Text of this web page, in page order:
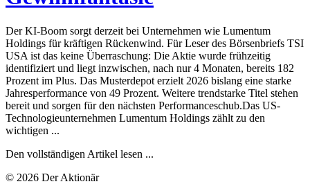
Der KI-Boom sorgt derzeit bei Unternehmen wie Lumentum
Holdings für kräftigen Rückenwind. Für Leser des Börsenbriefs TSI
USA ist das keine Überraschung: Die Aktie wurde frühzeitig
identifiziert und liegt inzwischen, nach nur 4 Monaten, bereits 182
Prozent im Plus. Das Musterdepot erzielt 2026 bislang eine starke
Jahresperformance von 49 Prozent. Weitere trendstarke Titel stehen
bereit und sorgen für den nächsten Performanceschub.Das US-
Technologieunternehmen Lumentum Holdings zählt zu den
wichtigen ...
Den vollständigen Artikel lesen ...
© 2026 Der Aktionär